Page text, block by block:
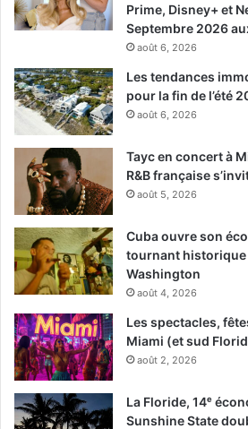
Prime, Disney+ et
Septembre 2026
août 6, 2026
Les tendances
pour la fin de l’été
août 6, 2026
Tayc en concert à
R&B française
août 5, 2026
Cuba ouvre son
tournant
Washington
août 4, 2026
Les spectacles,
Miami (et sud
août 2, 2026
La Floride, 14ᵉ
Sunshine State